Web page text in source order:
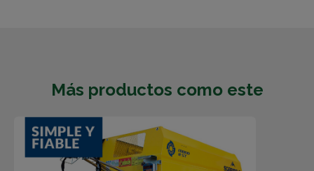
Más productos como este